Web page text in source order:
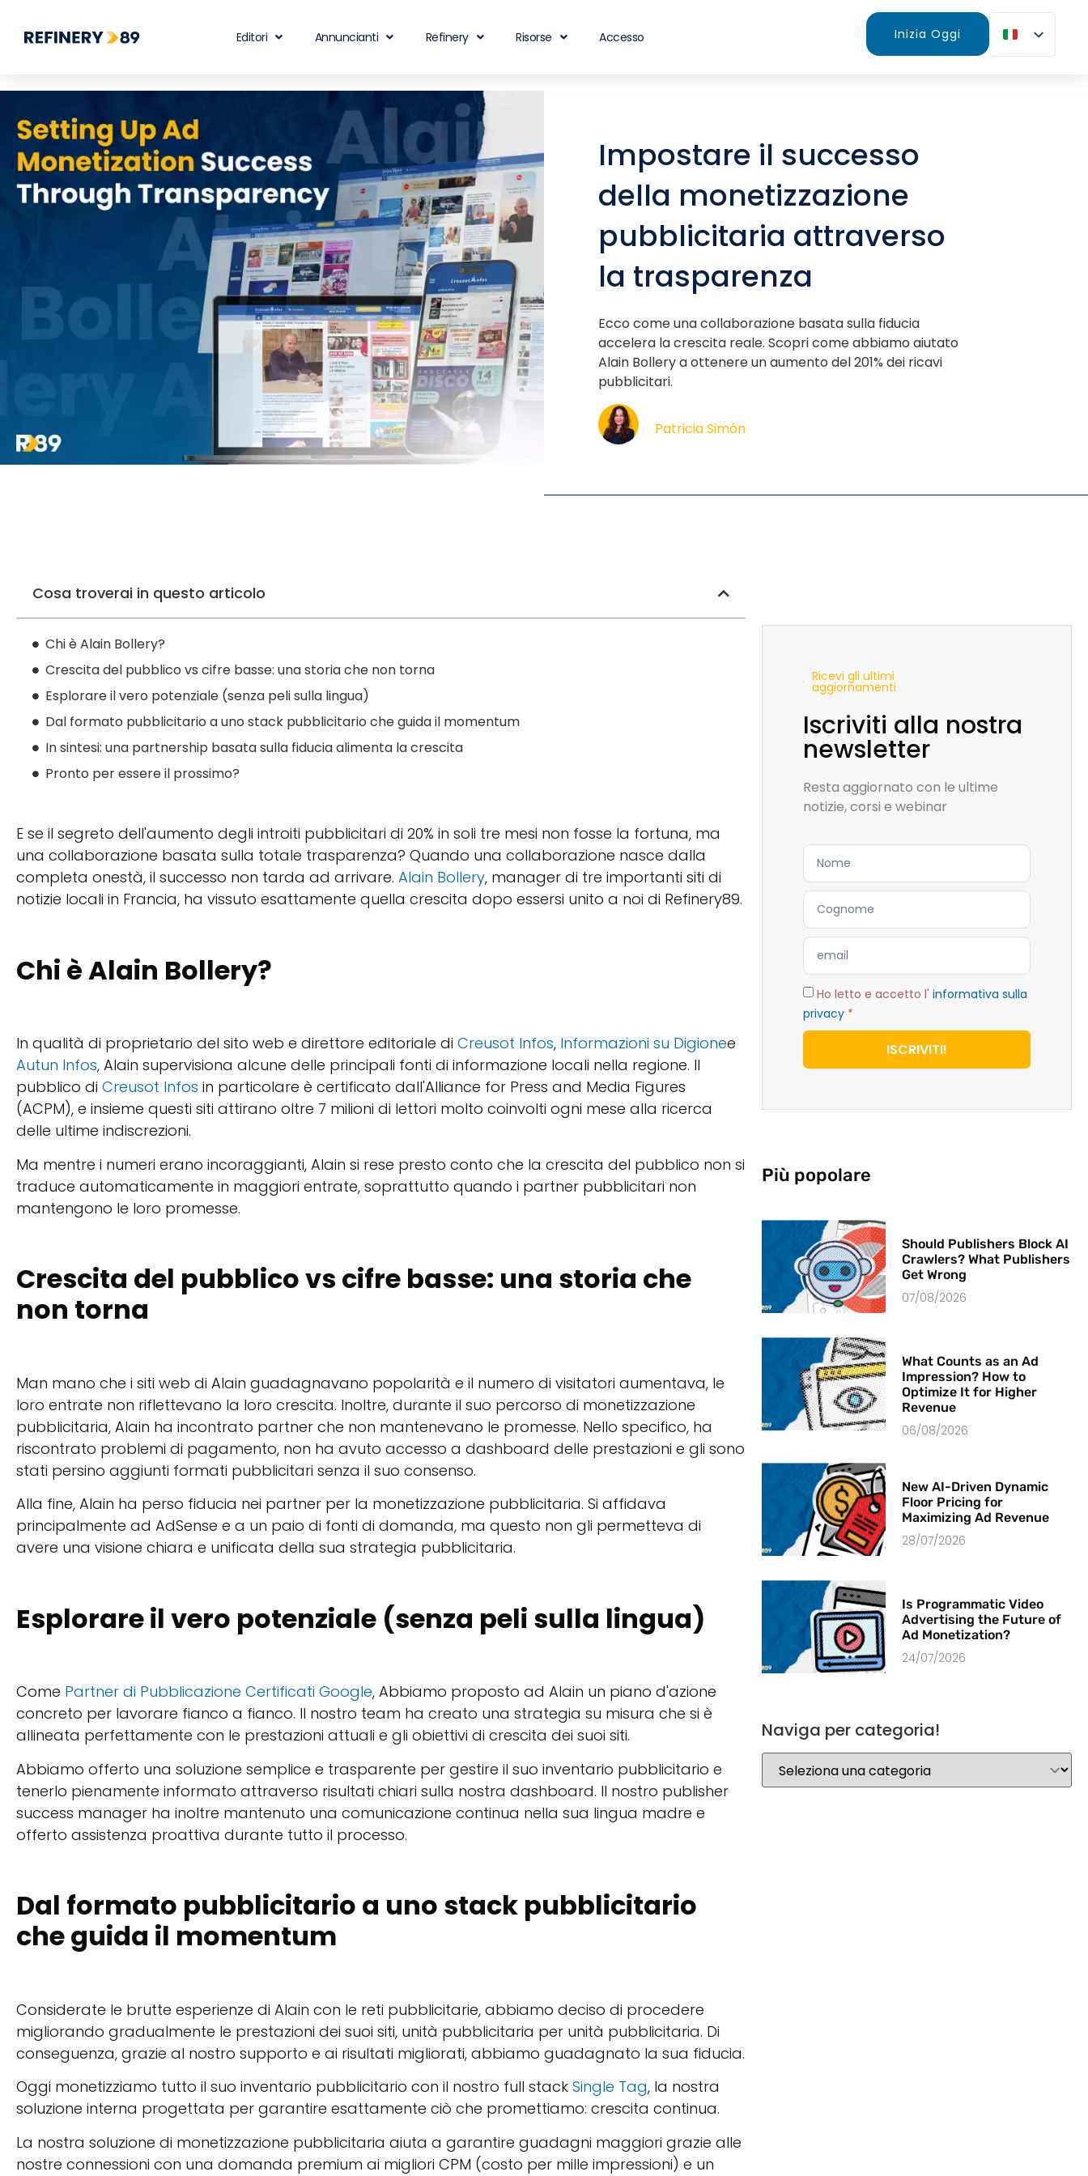
Editori Annuncianti Refinery Risorse Accesso Inizia Oggi
Impostare il successo
della monetizzazione
pubblicitaria attraverso
la trasparenza
Ecco come una collaborazione basata sulla fiducia
accelera la crescita reale. Scopri come abbiamo aiutato
Alain Bollery a ottenere un aumento del 201% dei ricavi
pubblicitari.
Patricia Simón
Cosa troverai in questo articolo
Chi è Alain Bollery?
Crescita del pubblico vs cifre basse: una storia che non torna
Esplorare il vero potenziale (senza peli sulla lingua)
Dal formato pubblicitario a uno stack pubblicitario che guida il momentum
In sintesi: una partnership basata sulla fiducia alimenta la crescita
Pronto per essere il prossimo?
E se il segreto dell'aumento degli introiti pubblicitari di 20% in soli tre mesi non fosse la fortuna, ma
una collaborazione basata sulla totale trasparenza? Quando una collaborazione nasce dalla
completa onestà, il successo non tarda ad arrivare. Alain Bollery, manager di tre importanti siti di
notizie locali in Francia, ha vissuto esattamente quella crescita dopo essersi unito a noi di Refinery89.
Chi è Alain Bollery?
In qualità di proprietario del sito web e direttore editoriale di Creusot Infos, Informazioni su Digionee
Autun Infos, Alain supervisiona alcune delle principali fonti di informazione locali nella regione. Il
pubblico di Creusot Infos in particolare è certificato dall'Alliance for Press and Media Figures
(ACPM), e insieme questi siti attirano oltre 7 milioni di lettori molto coinvolti ogni mese alla ricerca
delle ultime indiscrezioni.
Ma mentre i numeri erano incoraggianti, Alain si rese presto conto che la crescita del pubblico non si
traduce automaticamente in maggiori entrate, soprattutto quando i partner pubblicitari non
mantengono le loro promesse.
Crescita del pubblico vs cifre basse: una storia che
non torna
Man mano che i siti web di Alain guadagnavano popolarità e il numero di visitatori aumentava, le
loro entrate non riflettevano la loro crescita. Inoltre, durante il suo percorso di monetizzazione
pubblicitaria, Alain ha incontrato partner che non mantenevano le promesse. Nello specifico, ha
riscontrato problemi di pagamento, non ha avuto accesso a dashboard delle prestazioni e gli sono
stati persino aggiunti formati pubblicitari senza il suo consenso.
Alla fine, Alain ha perso fiducia nei partner per la monetizzazione pubblicitaria. Si affidava
principalmente ad AdSense e a un paio di fonti di domanda, ma questo non gli permetteva di
avere una visione chiara e unificata della sua strategia pubblicitaria.
Esplorare il vero potenziale (senza peli sulla lingua)
Come Partner di Pubblicazione Certificati Google, Abbiamo proposto ad Alain un piano d'azione
concreto per lavorare fianco a fianco. Il nostro team ha creato una strategia su misura che si è
allineata perfettamente con le prestazioni attuali e gli obiettivi di crescita dei suoi siti.
Abbiamo offerto una soluzione semplice e trasparente per gestire il suo inventario pubblicitario e
tenerlo pienamente informato attraverso risultati chiari sulla nostra dashboard. Il nostro publisher
success manager ha inoltre mantenuto una comunicazione continua nella sua lingua madre e
offerto assistenza proattiva durante tutto il processo.
Dal formato pubblicitario a uno stack pubblicitario
che guida il momentum
Considerate le brutte esperienze di Alain con le reti pubblicitarie, abbiamo deciso di procedere
migliorando gradualmente le prestazioni dei suoi siti, unità pubblicitaria per unità pubblicitaria. Di
conseguenza, grazie al nostro supporto e ai risultati migliorati, abbiamo guadagnato la sua fiducia.
Oggi monetizziamo tutto il suo inventario pubblicitario con il nostro full stack Single Tag, la nostra
soluzione interna progettata per garantire esattamente ciò che promettiamo: crescita continua.
La nostra soluzione di monetizzazione pubblicitaria aiuta a garantire guadagni maggiori grazie alle
nostre connessioni con una domanda premium ai migliori CPM (costo per mille impressioni) e un
Ricevi gli ultimi
aggiornamenti
Iscriviti alla nostra
newsletter
Resta aggiornato con le ultime
notizie, corsi e webinar
Ho letto e accetto l' informativa sulla
privacy*
ISCRIVITI!
Più popolare
Should Publishers Block AI
Crawlers? What Publishers
Get Wrong
07/08/2026
What Counts as an Ad
Impression? How to
Optimize It for Higher
Revenue
06/08/2026
New AI-Driven Dynamic
Floor Pricing for
Maximizing Ad Revenue
28/07/2026
Is Programmatic Video
Advertising the Future of
Ad Monetization?
24/07/2026
Naviga per categoria!